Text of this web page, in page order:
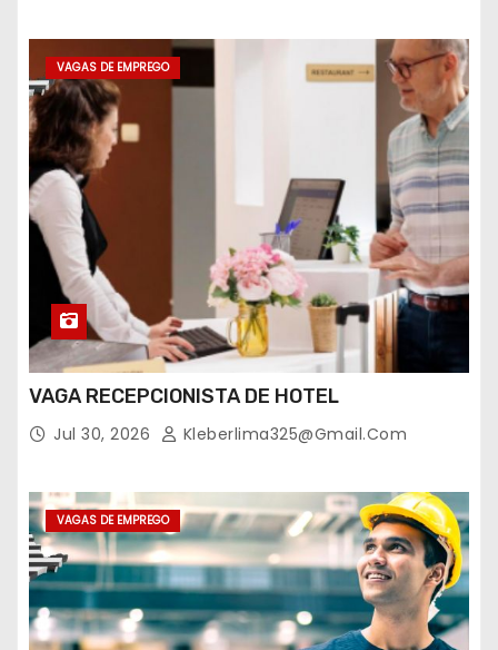
VAGAS DE EMPREGO
VAGA RECEPCIONISTA DE HOTEL
Jul 30, 2026 Kleberlima325@gmail.com
VAGAS DE EMPREGO